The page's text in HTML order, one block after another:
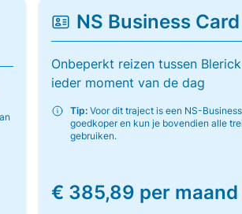
NS Business
Onbeperkt reizen tussen
ieder moment van de dag
Tip:Voor dit traject is een NS-
goedkoper en kun je bovendien alle
gebruiken.
€ 385,89 per maand